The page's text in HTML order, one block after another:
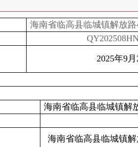
海南省临高县临城镇解放
2025年9
海南省临高县临城镇解
海南省临高县临城镇